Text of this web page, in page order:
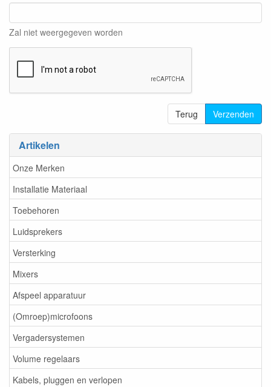
Artikelen
Onze Merken
Installatie Materiaal
Toebehoren
Luidsprekers
Versterking
Mixers
Afspeel apparatuur
(Omroep)microfoons
Vergadersystemen
Volume regelaars
Kabels, pluggen en verlopen
Zal niet weergegeven worden
Terug Verzenden